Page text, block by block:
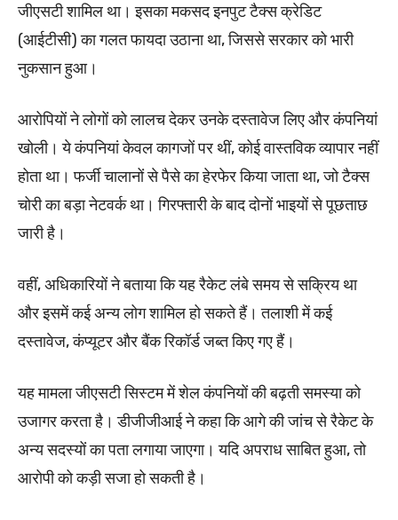
जीएसटी शामिल था। इसका मकसद इनपुट टैक्स क्रेडिट
(आईटीसी) का गलत फायदा उठाना था, जिससे सरकार को भारी
नुकसान हुआ।
आरोपियों ने लोगों को लालच देकर उनके दस्तावेज लिए और कंपनियां
खोली। ये कंपनियां केवल कागजों पर थीं, कोई वास्तविक व्यापार नहीं
होता था। फर्जी चालानों से पैसे का हेरफेर किया जाता था, जो टैक्स
चोरी का बड़ा नेटवर्क था। गिरफ्तारी के बाद दोनों भाइयों से पूछताछ
जारी है।
वहीं, अधिकारियों ने बताया कि यह रैकेट लंबे समय से सक्रिय था
और इसमें कई अन्य लोग शामिल हो सकते हैं। तलाशी में कई
दस्तावेज, कंप्यूटर और बैंक रिकॉर्ड जब्त किए गए हैं।
यह मामला जीएसटी सिस्टम में शेल कंपनियों की बढ़ती समस्या को
उजागर करता है। डीजीजीआई ने कहा कि आगे की जांच से रैकेट के
अन्य सदस्यों का पता लगाया जाएगा। यदि अपराध साबित हुआ, तो
आरोपी को कड़ी सजा हो सकती है।